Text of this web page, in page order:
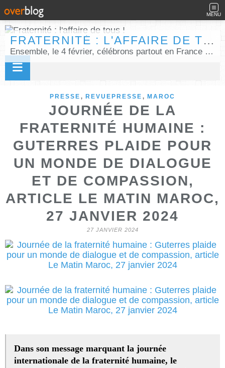
MENU
FRATERNITÉ : L'AFFAIRE DE TOUS !
Ensemble, le 4 février, célébrons partout en France la Journée internationale de la fraternité humaine !
PRESSE , REVUEPRESSE , MAROC
JOURNÉE DE LA
FRATERNITÉ HUMAINE :
GUTERRES PLAIDE POUR
UN MONDE DE DIALOGUE
ET DE COMPASSION,
ARTICLE LE MATIN MAROC,
27 JANVIER 2024
27 JANVIER 2024
Dans son message marquant la journée
internationale de la fraternité humaine, le